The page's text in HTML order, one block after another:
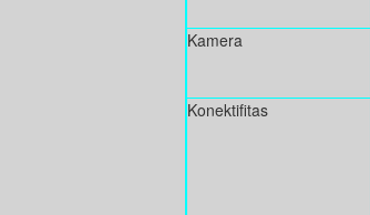
Kamera
Konektifitas